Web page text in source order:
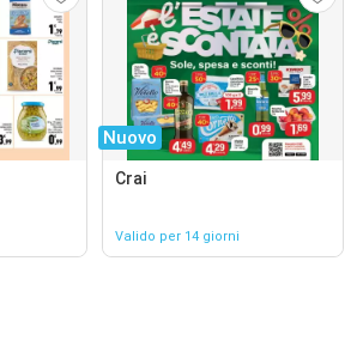
Nuovo
Crai
Valido per 14 giorni